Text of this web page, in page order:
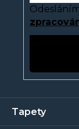
Tapety